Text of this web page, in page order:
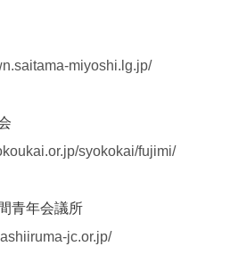
miyoshi.lg.jp/
syokokai/fujimi/
青年会議所
jc.or.jp/